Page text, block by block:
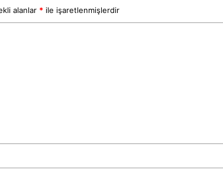
alanlar * ile işaretlenmişlerdir